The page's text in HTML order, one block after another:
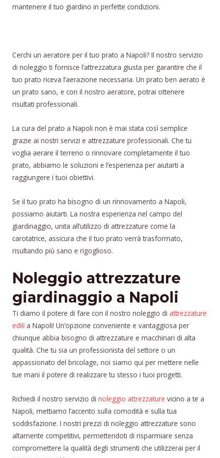
mantenere il tuo giardino in perfette condizioni.
Cerchi un aeratore per il tuo prato a Napoli? Il nostro servizio
di noleggio ti fornisce l’attrezzatura giusta per garantire che il
tuo prato riceva l’aerazione necessaria. Un prato ben aerato è
un prato sano, e con il nostro aeratore, potrai ottenere
risultati professionali.
La cura del prato a Napoli non è mai stata così semplice
grazie ai nostri servizi e attrezzature professionali. Che tu
voglia aerare il terreno o rinnovare completamente il tuo
prato, abbiamo le soluzioni e l’esperienza per aiutarti a
raggiungere i tuoi obiettivi.
Se il tuo prato ha bisogno di un rinnovamento a Napoli,
possiamo aiutarti. La nostra esperienza nel campo del
giardinaggio, unita all’utilizzo di attrezzature come la
carotatrice, assicura che il tuo prato verrà trasformato,
risultando più sano e rigoglioso.
Noleggio attrezzature
giardinaggio a Napoli
Ti diamo il potere di fare con il nostro noleggio di attrezzature
edili a Napoli! Un’opzione conveniente e vantaggiosa per
chiunque abbia bisogno di attrezzature e macchinari di alta
qualità. Che tu sia un professionista del settore o un
appassionato del bricolage, noi siamo qui per mettere nelle
tue mani il potere di realizzare tu stesso i tuoi progetti.
Richiedi il nostro servizio di noleggio attrezzature vicino a te a
Napoli, mettiamo l’accento sulla comodità e sulla tua
soddisfazione. I nostri prezzi di noleggio attrezzature sono
altamente competitivi, permettendoti di risparmiare senza
compromettere la qualità degli strumenti che utilizzerai per il